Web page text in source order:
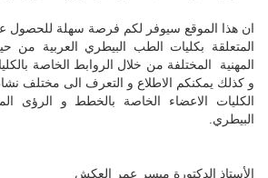
ان هذا الموقع سيوفر لكم فرصة سهلة للحصول
المتعلقة بكليات الطب البيطري العربية من
المهنية المختلفة من خلال الروابط الخاصة
و كذلك يمكنكم الاطلاع و التعرف الى مختلف
الكليات الاعضاء الخاصة بالخطط و الرؤى
البيطري.
الأستاذ الدكتورة ميسر عمر العكش